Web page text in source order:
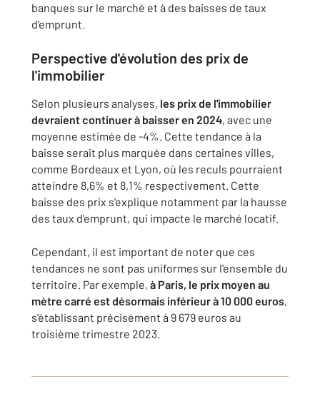
banques sur le marché et à des baisses de taux
d'emprunt.
Perspective d'évolution des prix de
l'immobilier
Selon plusieurs analyses, les prix de l'immobilier
devraient continuer à baisser en 2024, avec une
moyenne estimée de -4%. Cette tendance à la
baisse serait plus marquée dans certaines villes,
comme Bordeaux et Lyon, où les reculs pourraient
atteindre 8,6% et 8,1% respectivement. Cette
baisse des prix s'explique notamment par la hausse
des taux d'emprunt, qui impacte le marché locatif.
Cependant, il est important de noter que ces
tendances ne sont pas uniformes sur l'ensemble du
territoire. Par exemple, à Paris, le prix moyen au
mètre carré est désormais inférieur à 10 000 euros,
s'établissant précisément à 9 679 euros au
troisième trimestre 2023.